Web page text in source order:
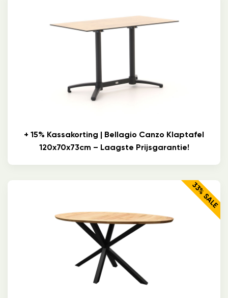
+ 15% Kassakorting | Bellagio Canzo Klaptafel
120x70x73cm – Laagste Prijsgarantie!
33% SALE